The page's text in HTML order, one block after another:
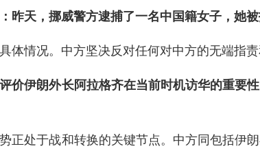
昨天，挪威警方逮捕了一名中国籍女子，她
体情况。中方坚决反对任何对中方的无端指
价伊朗外长阿拉格齐在当前时机访华的重要
正处于战和转换的关键节点。中方同包括伊